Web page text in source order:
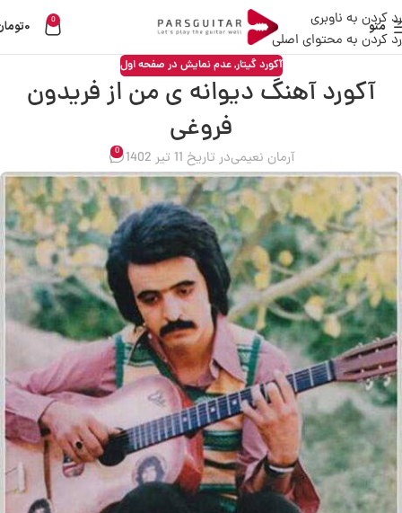
رد کردن به ناوبری
رد کردن به محتوای اصلی
منو 0
0
آکورد گیتار,عدم نمایش در صفحه اول
آکورد آهنگ دیوانه ی من از فریدون
فروغی
آرمان نعیمیدر تاریخ 11 تیر 1402 0